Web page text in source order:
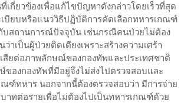
เกี่ยวข้องเพื่อแก้ไขปัญหาดังกล่าวโดยเร็วที่สุด
บียบหรือแนววิธีปฏิบัติการคัดเลือกทหารเกณฑ์
บสถานการณ์ปัจจุบัน เช่นกรณีคนป่วยไม่ต้อง
ว่าเป็นผู้ป่วยติดเตียงเพราะสร้างความเศร้า
สียต่อภาพลักษณ์ของกองทัพและประเทศชาติ
ของกองทัพที่มีอยู่จึงไม่ส่งไปตรวจสอบและ
ณฑ์ทหาร นอกจากนี้ต้องตรวจสอบว่า มีการจ่าย
บาทต่อรายเพื่อไม่ต้องไปเป็นทหารเกณฑ์ด้วย